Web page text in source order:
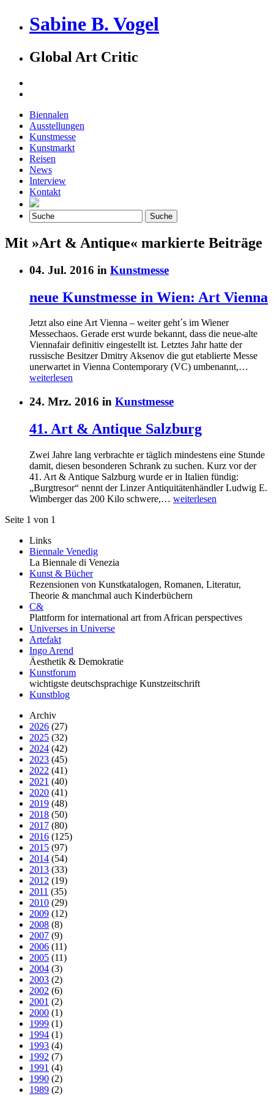
Sabine B. Vogel
Global Art Critic
Biennalen
Ausstellungen
Kunstmesse
Kunstmarkt
Reisen
News
Interview
Kontakt
Mit »Art & Antique« markierte Beiträge
04. Jul. 2016 in Kunstmesse
neue Kunstmesse in Wien: Art Vienna
Jetzt also eine Art Vienna – weiter geht´s im Wiener
Messechaos. Gerade erst wurde bekannt, dass die neue-alte
Viennafair definitiv eingestellt ist. Letztes Jahr hatte der
russische Besitzer Dmitry Aksenov die gut etablierte Messe
unerwartet in Vienna Contemporary (VC) umbenannt,…
weiterlesen
24. Mrz. 2016 in Kunstmesse
41. Art & Antique Salzburg
Zwei Jahre lang verbrachte er täglich mindestens eine Stunde
damit, diesen besonderen Schrank zu suchen. Kurz vor der
41. Art & Antique Salzburg wurde er in Italien fündig:
„Burgtresor“ nennt der Linzer Antiquitätenhändler Ludwig E.
Wimberger das 200 Kilo schwere,… weiterlesen
Seite 1 von 1
Links
Biennale Venedig
La Biennale di Venezia
Kunst & Bücher
Rezensionen von Kunstkatalogen, Romanen, Literatur,
Theorie & manchmal auch Kinderbüchern
C&
Plattform for international art from African perspectives
Universes in Universe
Artefakt
Ingo Arend
Äesthetik & Demokratie
Kunstforum
wichtigste deutschsprachige Kunstzeitschrift
Kunstblog
Archiv
2026 (27)
2025 (32)
2024 (42)
2023 (45)
2022 (41)
2021 (40)
2020 (41)
2019 (48)
2018 (50)
2017 (80)
2016 (125)
2015 (97)
2014 (54)
2013 (33)
2012 (19)
2011 (35)
2010 (29)
2009 (12)
2008 (8)
2007 (9)
2006 (11)
2005 (11)
2004 (3)
2003 (2)
2002 (6)
2001 (2)
2000 (1)
1999 (1)
1994 (1)
1993 (4)
1992 (7)
1991 (4)
1990 (2)
1989 (2)